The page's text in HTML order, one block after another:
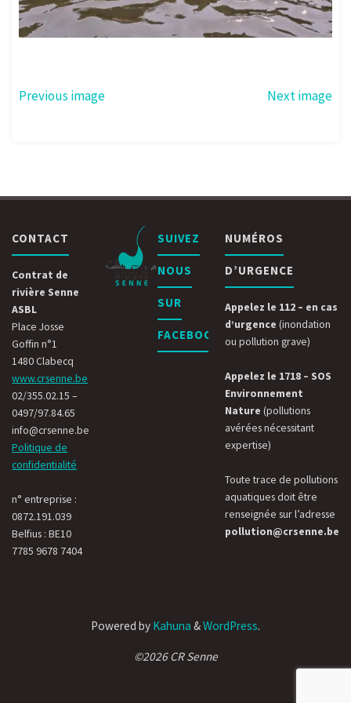
Previous image Next image
CONTACT
Contrat de
rivière Senne
ASBL
Place Josse
Goffin n°1
1480 Clabecq
www.crsenne.be
02/355.02.15 –
0497/97.84.65
info@crsenne.be
Politique de
confidentialité
n° entreprise :
0872.191.039
Belfius : BE10
7785 9678 7404
SUIVEZ
NOUS
SUR
FACEBOOK
NUMÉROS
D’URGENCE
Appelez le 112 – en cas
d’urgence (inondation
ou pollution grave)
Appelez le 1718 – SOS
Environnement
Nature (pollutions
avérées nécessitant
expertise)
Toute trace de pollutions
aquatiques doit être
renseignée sur l’adresse
pollution@crsenne.be
Powered by Kahuna &WordPress.
©2026 CR Senne